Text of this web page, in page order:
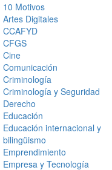
10 Motivos
Artes Digitales
CCAFYD
CFGS
Cine
Comunicación
Criminología
Criminología y Seguridad
Derecho
Educación
Educación internacional y
bilingüismo
Emprendimiento
Empresa y Tecnología